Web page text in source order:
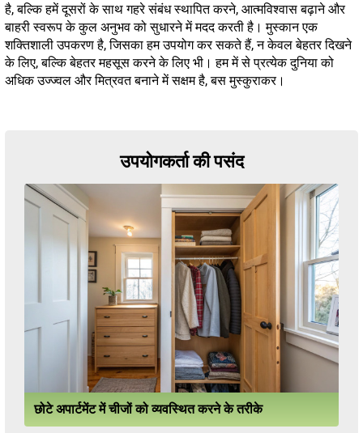
है, बल्कि हमें दूसरों के साथ गहरे संबंध स्थापित करने, आत्मविश्वास बढ़ाने और
बाहरी स्वरूप के कुल अनुभव को सुधारने में मदद करती है। मुस्कान एक
शक्तिशाली उपकरण है, जिसका हम उपयोग कर सकते हैं, न केवल बेहतर दिखने
के लिए, बल्कि बेहतर महसूस करने के लिए भी। हम में से प्रत्येक दुनिया को
अधिक उज्ज्वल और मित्रवत बनाने में सक्षम है, बस मुस्कुराकर।
उपयोगकर्ता की पसंद
छोटे अपार्टमेंट में चीजों को व्यवस्थित करने के तरीके